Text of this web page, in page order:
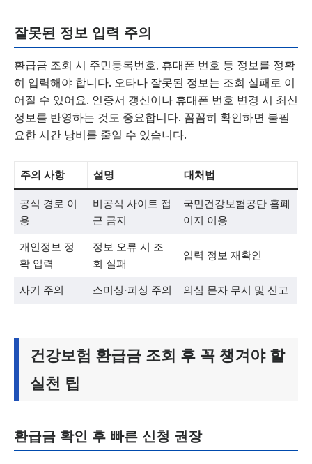
잘못된 정보 입력 주의
환급금 조회 시 주민등록번호, 휴대폰 번호 등 정보를 정확
히 입력해야 합니다. 오타나 잘못된 정보는 조회 실패로 이
어질 수 있어요. 인증서 갱신이나 휴대폰 번호 변경 시 최신
정보를 반영하는 것도 중요합니다. 꼼꼼히 확인하면 불필
요한 시간 낭비를 줄일 수 있습니다.
주의 사항 설명 대처법
공식 경로 이
용
비공식 사이트 접
근 금지
국민건강보험공단 홈페
이지 이용
개인정보 정
확 입력
정보 오류 시 조
회 실패
입력 정보 재확인
사기 주의 스미싱·피싱 주의 의심 문자 무시 및 신고
건강보험 환급금 조회 후 꼭 챙겨야 할
실천 팁
환급금 확인 후 빠른 신청 권장